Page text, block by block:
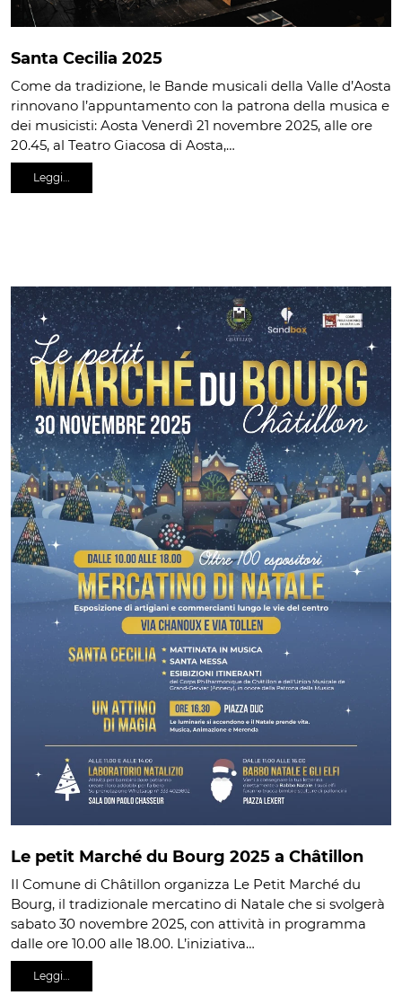
Santa Cecilia 2025
Come da tradizione, le Bande musicali della Valle d’Aosta
rinnovano l’appuntamento con la patrona della musica e
dei musicisti: Aosta Venerdì 21 novembre 2025, alle ore
20.45, al Teatro Giacosa di Aosta,…
Leggi…
Le petit Marché du Bourg 2025 a Châtillon
Il Comune di Châtillon organizza Le Petit Marché du
Bourg, il tradizionale mercatino di Natale che si svolgerà
sabato 30 novembre 2025, con attività in programma
dalle ore 10.00 alle 18.00. L’iniziativa…
Leggi…